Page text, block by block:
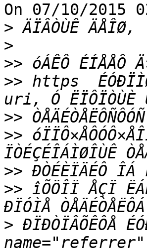
On 07/10/2015
>
>
>>
>> https
>>
>>
>>
>> îÕÖÎÏ ÅÇÏ
> ÐÏÐÒÏÂÕÊÔÅ